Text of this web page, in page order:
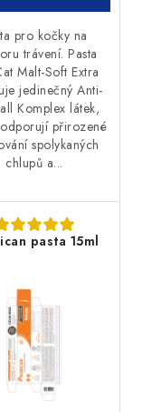
pro kočky na
trávení. Pasta
Malt-Soft Extra
jedinečný Anti-
Komplex látek,
přirozené
spolykaných
chlupů a...
pasta 15ml